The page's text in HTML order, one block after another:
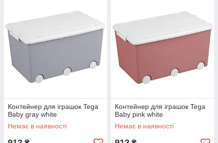
Контейнер для іграшок Tega
Baby gray white
Немає в наявності
Контейнер для іграшок Tega
Baby pink white
Немає в наявності